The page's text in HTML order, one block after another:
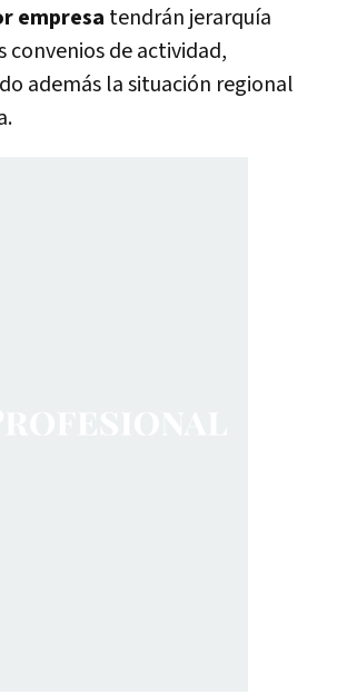
empresa tendrán jerarquía
convenios de actividad,
además la situación regional